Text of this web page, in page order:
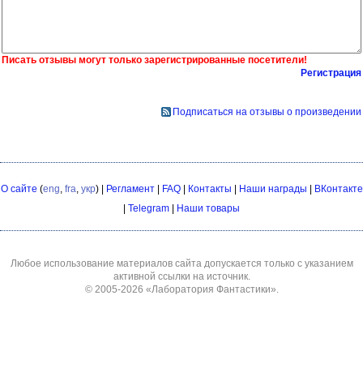
Писать отзывы могут только зарегистрированные посетители!
Регистрация
Подписаться на отзывы о произведении
О сайте (eng fra укр) | Регламент| FAQ| Контакты | Наши награды | ВКонтакте
| Telegram | Наши товары
Любое использование материалов сайта допускается только с указанием
активной ссылки на источник.
© 2005-2026 «Лаборатория Фантастики»